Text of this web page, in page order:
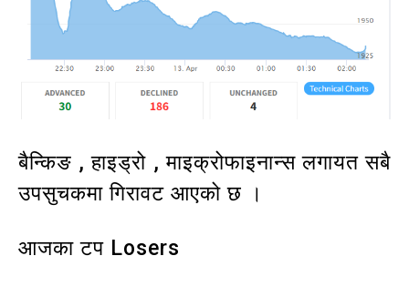
बैन्किङ , हाइड्रो , माइक्रोफाइनान्स लगायत सबै
उपसुचकमा गिरावट आएको छ ।
आजका टप Losers